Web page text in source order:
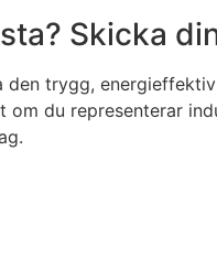
Skicka
trygg,
du representerar